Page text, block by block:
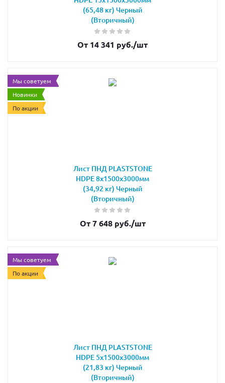
(65,48 кг) Черный
(Вторичный)
От 14 341 руб./шт
Мы советуем
Новинки
По акции
Лист ПНД PLASTSTONE
HDPE 8х1500х3000мм
(34,92 кг) Черный
(Вторичный)
От 7 648 руб./шт
Мы советуем
По акции
Лист ПНД PLASTSTONE
HDPE 5х1500х3000мм
(21,83 кг) Черный
(Вторичный)